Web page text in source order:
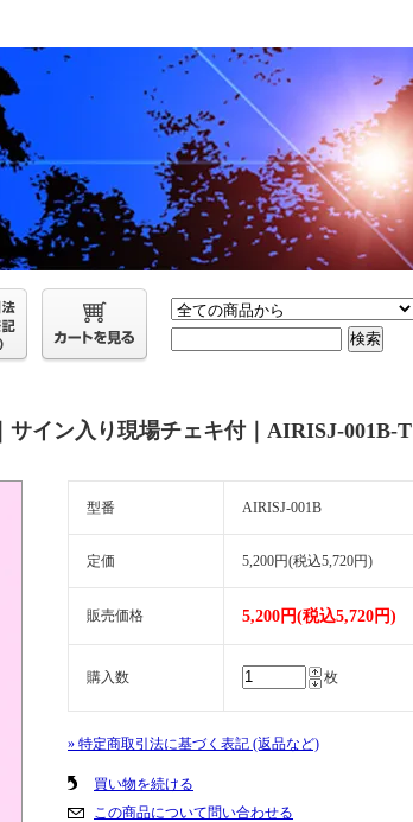
イン入り現場チェキ付｜AIRISJ-001B-T
型番 AIRISJ-001B
定価 5,200円(税込5,720円)
販売価格 5,200円(税込5,720円)
購入数 枚
» 特定商取引法に基づく表記 (返品など)
買い物を続ける
この商品について問い合わせる